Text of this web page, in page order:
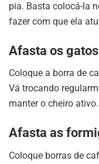
pia. Basta colocá-la
fazer com que ela
Afasta os
Coloque a borra de
Vá trocando
manter o cheiro ativo.
Afasta as
Coloque borras de